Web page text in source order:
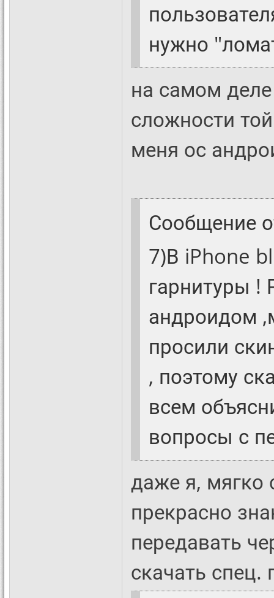
нужно
на самом
сложности
меня ос
Сообщение
7)В iPhone
гарнитуры !
андроидом
просили
, поэтому
всем
вопросы с
даже я, мягко
прекрасно
передавать
скачать